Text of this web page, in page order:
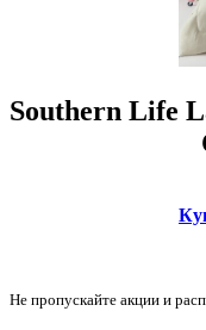
Southern Life
Не пропускайте акции и